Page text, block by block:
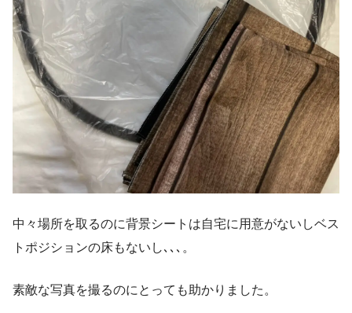
中々場所を取るのに背景シートは自宅に用意がないしベス
トポジションの床もないし､､､。
素敵な写真を撮るのにとっても助かりました。